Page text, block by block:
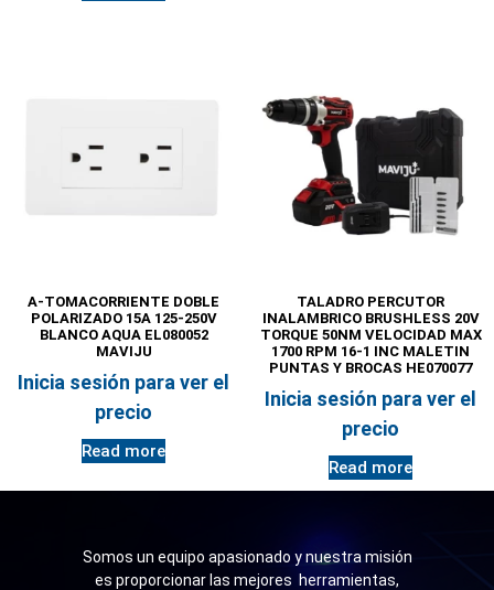
A-TOMACORRIENTE DOBLE
POLARIZADO 15A 125-250V
BLANCO AQUA EL080052
MAVIJU
Inicia sesión para ver el
precio
Read more
TALADRO PERCUTOR
INALAMBRICO BRUSHLESS 20V
TORQUE 50NM VELOCIDAD MAX
1700 RPM 16-1 INC MALETIN
PUNTAS Y BROCAS HE070077
Inicia sesión para ver el
precio
Read more
Somos un equipo apasionado y nuestra misión
es proporcionar las mejores herramientas,